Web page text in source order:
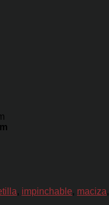
, impinchable, maciza,